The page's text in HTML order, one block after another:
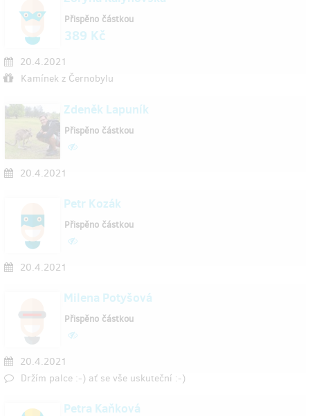
20.4.2021
Kamínek z Černobylu
Přispěno částkou
389 Kč
Zdeněk Lapuník
20.4.2021
Přispěno částkou
Petr Kozák
20.4.2021
Přispěno částkou
Milena Potyšová
20.4.2021
Držím palce :-) ať se vše uskuteční :-)
Přispěno částkou
Petra Kaňková